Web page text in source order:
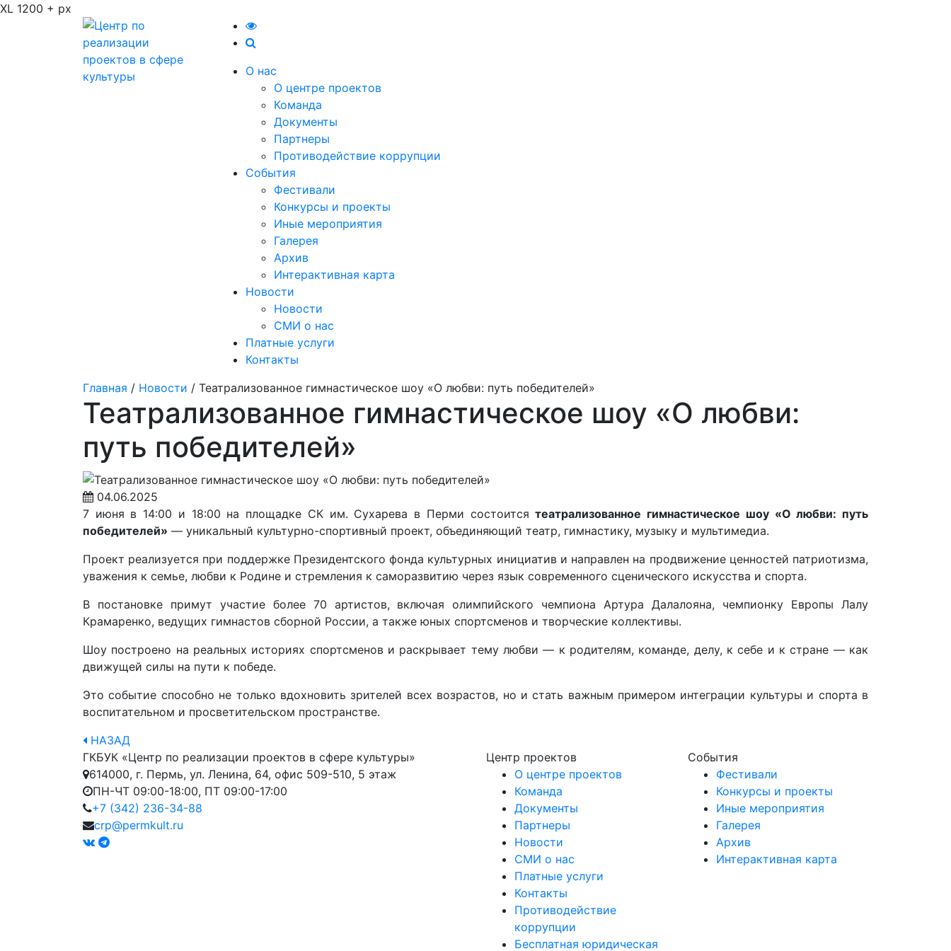
XL 1200 + px
О нас
О центре проектов
Команда
Документы
Партнеры
Противодействие коррупции
События
Фестивали
Конкурсы и проекты
Иные мероприятия
Галерея
Архив
Интерактивная карта
Новости
Новости
СМИ о нас
Платные услуги
Контакты
Главная / Новости / Театрализованное гимнастическое шоу «О любви: путь победителей»
Театрализованное гимнастическое шоу «О любви:
путь победителей»
04.06.2025
7 июня в 14:00 и 18:00 на площадке СК им. Сухарева в Перми состоитсятеатрализованное гимнастическое шоу «О любви: путь
победителей» — уникальный культурно-спортивный проект, объединяющий театр, гимнастику, музыку и мультимедиа.
Проект реализуется при поддержке Президентского фонда культурных инициатив и направлен на продвижение ценностей патриотизма,
уважения к семье, любви к Родине и стремления к саморазвитию через язык современного сценического искусства и спорта.
В постановке примут участие более 70 артистов, включая олимпийского чемпиона Артура Далалояна, чемпионку Европы Лалу
Крамаренко, ведущих гимнастов сборной России, а также юных спортсменов и творческие коллективы.
Шоу построено на реальных историях спортсменов и раскрывает тему любви — к родителям, команде, делу, к себе и к стране — как
движущей силы на пути к победе.
Это событие способно не только вдохновить зрителей всех возрастов, но и стать важным примером интеграции культуры и спорта в
воспитательном и просветительском пространстве.
НАЗАД
ГКБУК «Центр по реализации проектов в сфере культуры»
614000, г. Пермь, ул. Ленина, 64, офис 509-510, 5 этаж
ПН-ЧТ 09:00-18:00, ПТ 09:00-17:00
+7 (342) 236-34-88
crp@permkult.ru
Центр проектов
О центре проектов
Команда
Документы
Партнеры
Новости
СМИ о нас
Платные услуги
Контакты
Противодействие
коррупции
Бесплатная юридическая
События
Фестивали
Конкурсы и проекты
Иные мероприятия
Галерея
Архив
Интерактивная карта